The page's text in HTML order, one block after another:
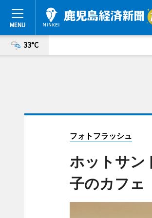
33°C
フォトフラッシュ
ホットサン
子のカフェ